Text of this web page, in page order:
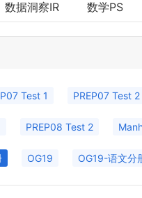
数据洞察IR 数学PS
Test 1 PREP07 Test 2
PREP08 Test 2
OG19 OG19-语文分